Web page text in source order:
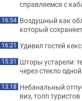
справляемся с
16:54 Воздушный как
который
16:21 Удивил гостей
15:31 Шторы устарели:
через стекло
13:18 Небанальный
виз, толп